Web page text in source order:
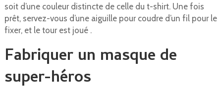
soit d’une couleur distincte de celle du t-shirt. Une fois
prêt, servez-vous d’une aiguille pour coudre d’un fil pour le
fixer, et le tour est joué .
Fabriquer un masque de
super-héros